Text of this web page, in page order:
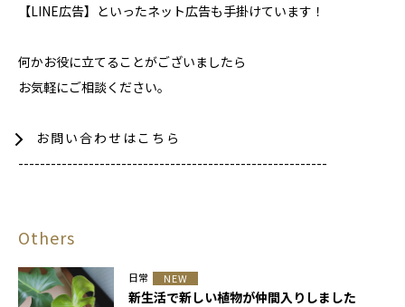
【LINE広告】といったネット広告も手掛けています！
何かお役に立てることがございましたら
お気軽にご相談ください。
お問い合わせはこちら
---------------------------------------------------------
Others
日常 NEW
新生活で新しい植物が仲間入りしました